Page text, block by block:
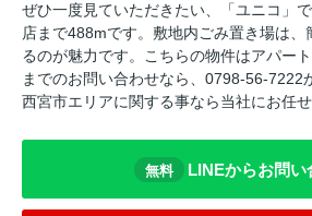
ぜひ一度見ていただきたい、「ユニコ」
店まで488mです。敷地内ごみ置き場は、
るのが魅力です。こちらの物件はアパー
までのお問い合わせなら、0798-56-7222
西宮市エリアに関する事なら当社にお任せ
無料 LINEからお問い